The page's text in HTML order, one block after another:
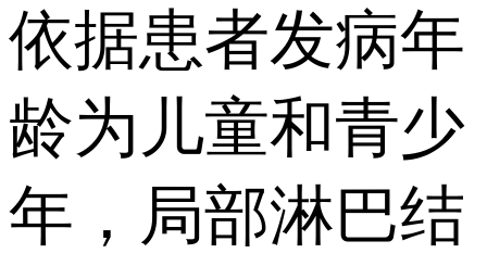
依据患者发病年
龄为儿童和青少
年，局部淋巴结